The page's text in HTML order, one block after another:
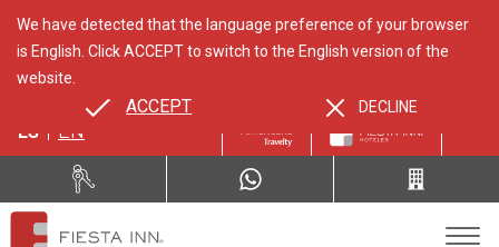
ES EN
We have detected that the language preference of your browser
is English. Click ACCEPT to switch to the English version of the
website.
ACCEPT DECLINE